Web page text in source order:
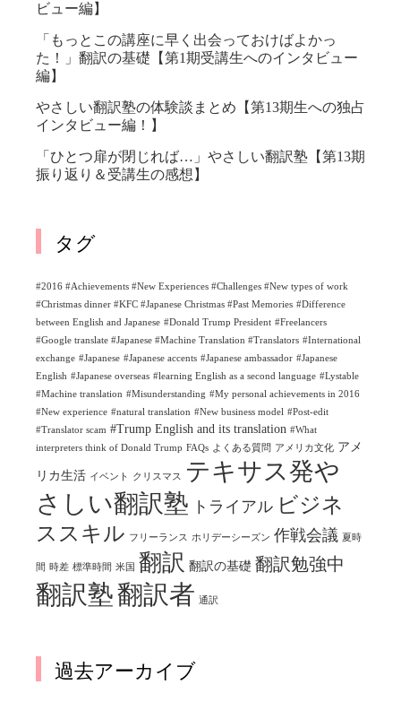
ビュー編】
「もっとこの講座に早く出会っておけばよかっ
た！」翻訳の基礎【第1期受講生へのインタビュー
編】
やさしい翻訳塾の体験談まとめ【第13期生への独占
インタビュー編！】
「ひとつ扉が閉じれば…」やさしい翻訳塾【第13期
振り返り＆受講生の感想】
タグ
#2016 #Achievements #New Experiences #Challenges #New types of work
#Christmas dinner #KFC #Japanese Christmas #Past Memories #Difference
between English and Japanese #Donald Trump President #Freelancers
#Google translate #Japanese #Machine Translation #Translators #International
exchange #Japanese #Japanese accents #Japanese ambassador #Japanese
English #Japanese overseas #learning English as a second language #Lystable
#Machine translation #Misunderstanding #My personal achievements in 2016
#New experience #natural translation #New business model #Post-edit
#Translator scam #Trump English and its translation #What
interpreters think of Donald Trump FAQs よくある質問 アメリカ文化 アメ
リカ生活 イベント クリスマス
テキサス発や
さしい翻訳塾 トライアル ビジネ
ススキル フリーランス ホリデーシーズン 作戦会議 夏時
間 時差 標準時間 米国 翻訳 翻訳の基礎 翻訳勉強中
翻訳塾翻訳者 通訳
過去アーカイブ